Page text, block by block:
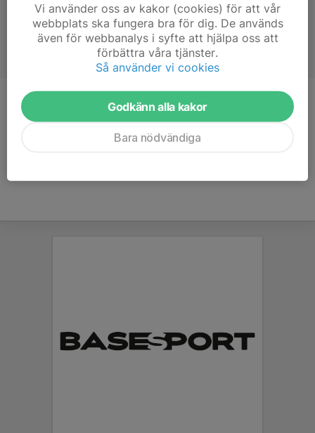
Position
Högerspiker
Vi använder oss av kakor (cookies) för att vår
webbplats ska fungera bra för dig. De används
även för webbanalys i syfte att hjälpa oss att
förbättra våra tjänster.
Så använder vi cookies
Godkänn alla kakor
Bara nödvändiga